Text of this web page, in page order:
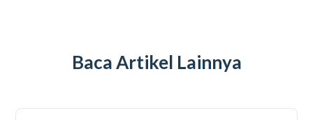
Baca Artikel Lainnya